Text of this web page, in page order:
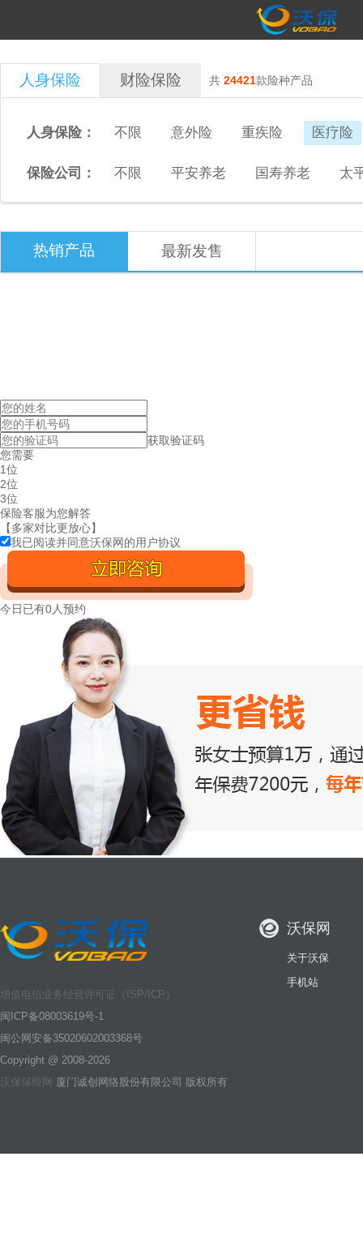
人身保险 财险保险 共 24421款险种产品
人身保险： 不限 意外险 重疾险 医疗险
保险公司： 不限 平安养老 国寿养老 太
热销产品 最新发售
获取验证码
您需要
1位
2位
3位
保险客服为您解答
【多家对比更放心】
我已阅读并同意沃保网的用户协议
今日已有0人预约
增值电信业务经营许可证（ISP/ICP）
闽ICP备08003619号-1
闽公网安备35020602003368号
Copyright @ 2008-2026
沃保保险网 厦门诚创网络股份有限公司 版权所有
沃保网
关于沃保
手机站